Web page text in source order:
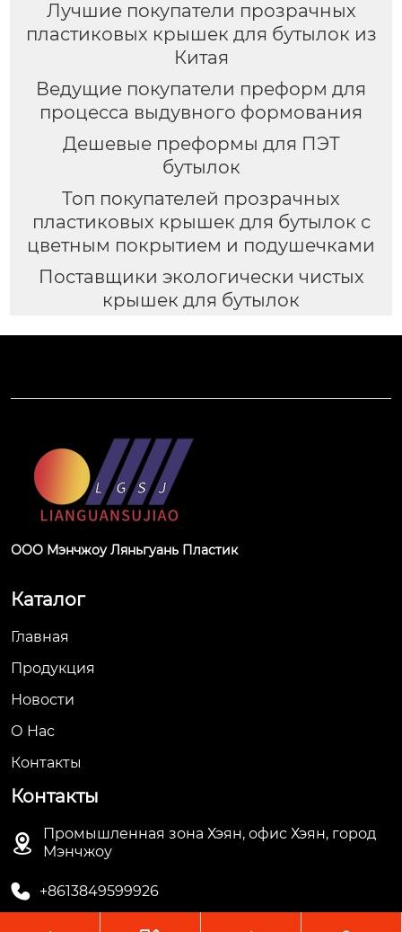
Лучшие покупатели прозрачных
пластиковых крышек для бутылок из
Китая
Ведущие покупатели преформ для
процесса выдувного формования
Дешевые преформы для ПЭТ
бутылок
Топ покупателей прозрачных
пластиковых крышек для бутылок с
цветным покрытием и подушечками
Поставщики экологически чистых
крышек для бутылок
ООО Мэнчжоу Ляньгуань Пластик
Каталог
Главная
Продукция
Новости
О Hас
Контакты
Контакты

Промышленная зона Хэян, офис Хэян, город
Мэнчжоу
 +8613849599926